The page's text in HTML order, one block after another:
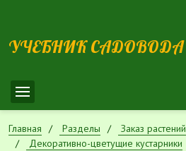
УЧЕБНИК САДОВОДА
Главная Разделы
Заказ растений
Декоративно-цветущие кустарники